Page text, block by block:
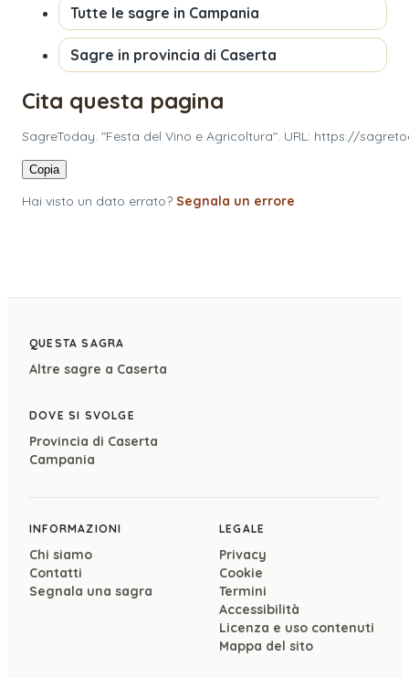
Tutte le sagre in Campania
Sagre in provincia di Caserta
Cita questa pagina
SagreToday. "Festa del Vino e Agricoltura". URL: https://
Copia
Hai visto un dato errato? Segnala un errore
QUESTA SAGRA
Altre sagre a Caserta
DOVE SI SVOLGE
Provincia di Caserta
Campania
INFORMAZIONI
Chi siamo
Contatti
Segnala una sagra
LEGALE
Privacy
Cookie
Termini
Accessibilità
Licenza e uso contenuti
Mappa del sito